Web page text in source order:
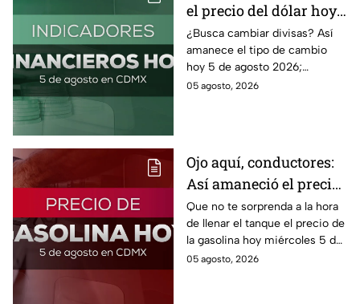
el precio del dólar hoy
miércoles 5 de agosto
2026?
¿Busca cambiar divisas? Así
amanece el tipo de cambio
hoy 5 de agosto 2026;
consulta el precio del dólar
05 agosto, 2026
Ojo aquí, conductores:
Así amaneció el precio
de la gasolina HOY
Que no te sorprenda a la hora
de llenar el tanque el precio de
la gasolina hoy miércoles 5 de
agosto 2026; aquí te dejamos
05 agosto, 2026